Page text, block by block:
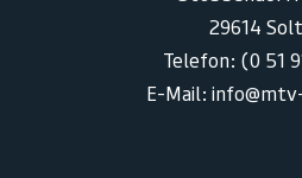
29614
Telefon: (0 51
E-Mail: